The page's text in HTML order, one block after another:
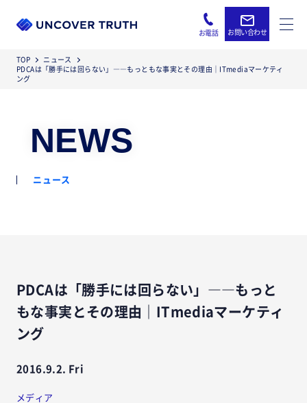
お問い合わせ
お電話
TOP
ニュース
PDCAは「勝手には回らない」――もっともな事実とその理由｜ITmediaマーケティ
ング
NEWS
ニュース
PDCAは「勝手には回らない」――もっと
もな事実とその理由｜ITmediaマーケティ
ング
2016.9.2. Fri
メディア